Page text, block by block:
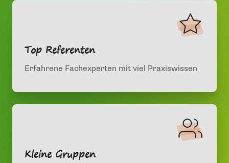
Top Referenten
Erfahrene Fachexperten mit viel Praxiswissen
Kleine Gruppen